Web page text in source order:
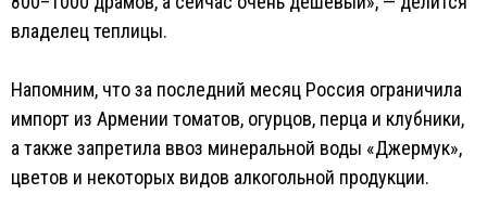
владелец теплицы.
Напомним, что за последний месяц Россия ограничила
импорт из Армении томатов, огурцов, перца и клубники,
а также запретила ввоз минеральной воды «Джермук»,
цветов и некоторых видов алкогольной продукции.